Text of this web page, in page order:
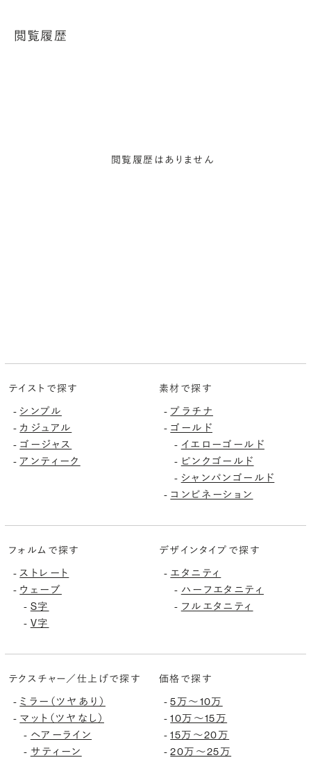
閲覧履歴
閲覧履歴はありません
テイストで探す
- シンプル
- カジュアル
- ゴージャス
- アンティーク
素材で探す
- プラチナ
- ゴールド
- イエローゴールド
- ピンクゴールド
- シャンパンゴールド
- コンビネーション
フォルムで探す
-ストレート
- ウェーブ
- S字
- V字
デザインタイプで探す
- エタニティ
- ハーフエタニティ
- フルエタニティ
テクスチャー／仕上げで探す
- ミラー（ツヤあり）
- マット（ツヤなし）
- ヘアーライン
- サティーン
価格で探す
-5万〜10万
-10万〜15万
-15万〜20万
-20万〜25万